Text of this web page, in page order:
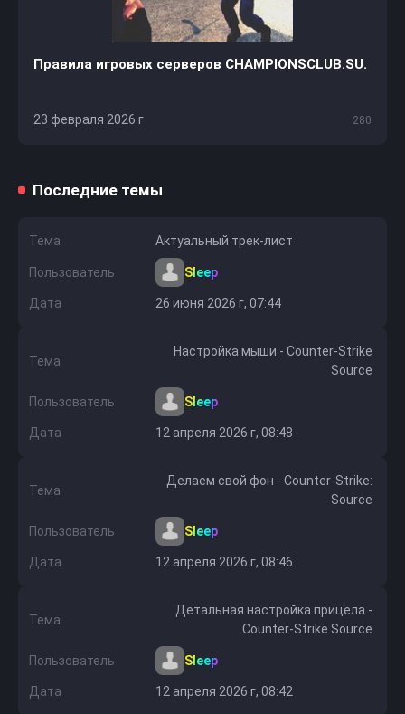
Правила игровых серверов CHAMPIONSCLUB.SU.
23 февраля 2026 г 280
Последние темы
Тема Актуальный трек-лист
Пользователь Sleep
Дата 26 июня 2026 г, 07:44
Тема
Настройка мыши - Counter-Strike
Source
Пользователь Sleep
Дата 12 апреля 2026 г, 08:48
Тема
Делаем свой фон - Counter-Strike:
Source
Пользователь Sleep
Дата 12 апреля 2026 г, 08:46
Тема
Детальная настройка прицела -
Counter-Strike Source
Пользователь Sleep
Дата 12 апреля 2026 г, 08:42